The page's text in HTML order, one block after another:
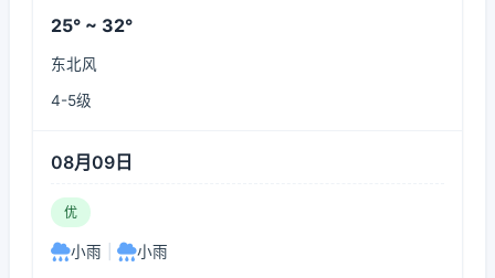
25° ~ 32°
东北风
4-5级
08月09日
优
小雨 小雨